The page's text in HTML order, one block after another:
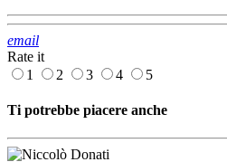
email
Rate it
1
2 3 4 5
Ti potrebbe piacere anche